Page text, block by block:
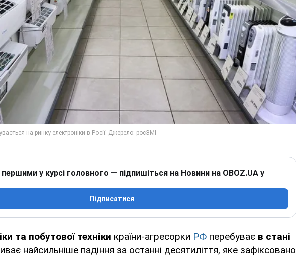
у курсі головного — підпишіться на Новини на OBOZ.UA у
Підписатися
та побутової техніки країни-агресорки РФ перебуває в стані
найсильніше падіння за останні десятиліття, яке зафіксовано